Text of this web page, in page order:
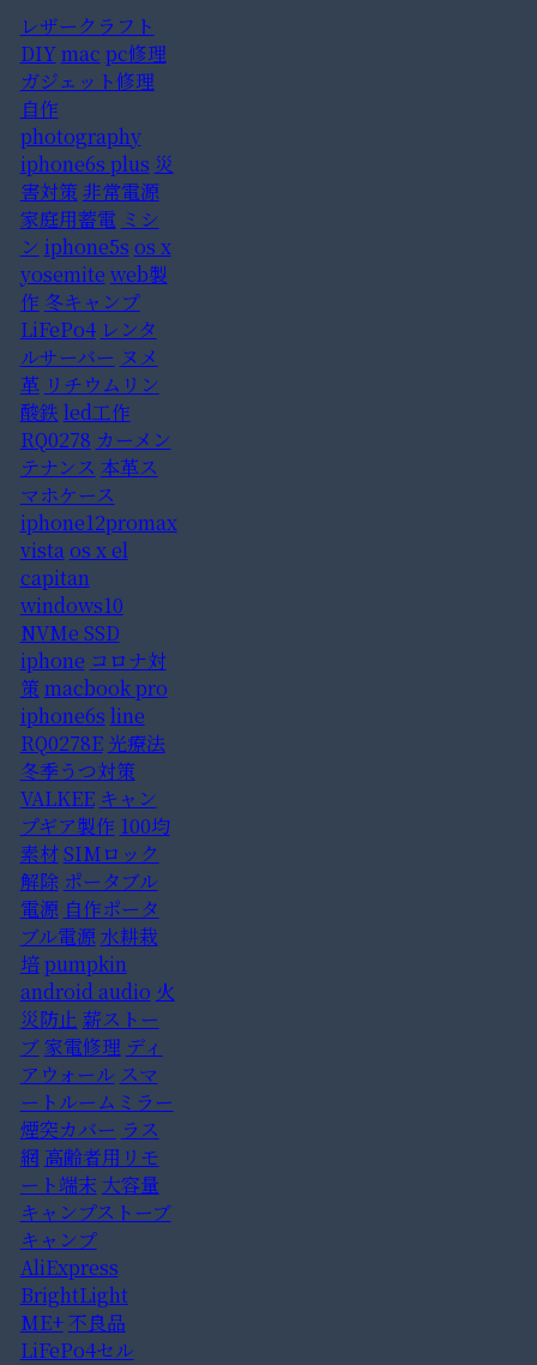
レザークラフト
DIYmac pc修理
ガジェット修理
自作
photography
iphone6s plus 災
害対策非常電源
家庭用蓄電 ミシ
ン iphone5s os x
yosemite web製
作 冬キャンプ
LiFePo4 レンタ
ルサーバー ヌメ
革 リチウムリン
酸鉄 led工作
RQ0278 カーメン
テナンス 本革ス
マホケース
iphone12promax
vistaos x el
capitan
windows10
NVMe SSD
iphone コロナ対
策macbook pro
iphone6s line
RQ0278E 光療法
冬季うつ対策
VALKEE キャン
プギア製作 100均
素材SIMロック
解除 ポータブル
電源 自作ポータ
ブル電源水耕栽
培pumpkin
android audio 火
災防止 薪ストー
ブ家電修理 ディ
アウォール スマ
ートルームミラー
煙突カバー ラス
網 高齢者用リモ
ート端末大容量
キャンプストーブ
キャンプ
AliExpress
BrightLight
ME+不良品
LiFePo4セル